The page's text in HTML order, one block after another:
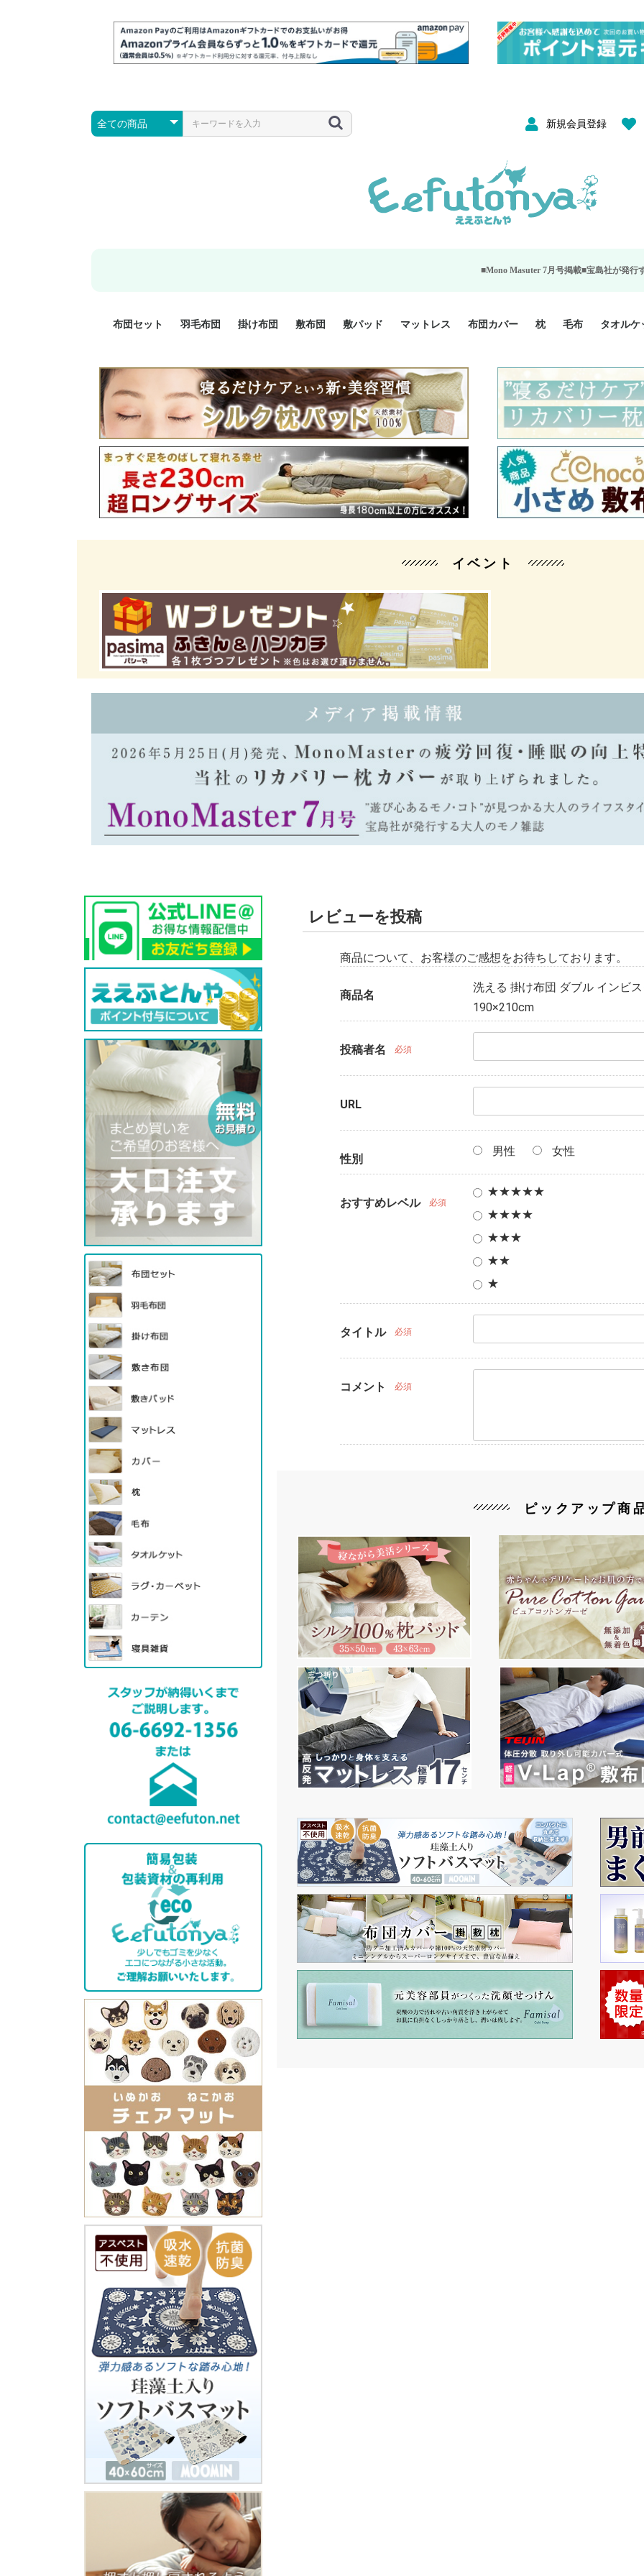
新規会員登録
■Mono Masuter 7月号掲載■宝島社が発行する大人のモノ
布団セット
羽毛布団セット 2点セット
3点セット
4点セット
5点セット
6点セット
エクセルゴールド
ロイヤルゴールド
マザーダックダウン
小さい布団セット
大きい布団セット
掛け布団セット 2点セット
3点セット
4点セット
6点セット
敷布団セット 2点セット
3点セット
羽毛布団
プレミアムゴールド
ロイヤルゴールド
エクセルゴールド
ニューゴールド
マザーダックダウン
マザーグースダウン
スーパーロングサイズ
洗える羽毛布団
肌掛け布団
掛け布団
防ダニ掛け布団
洗える掛け布団
小さい掛け布団
大きい掛け布団
肌掛け布団
敷布団
防ダニ敷布団
小さい敷布団 70cm幅 ミニシングル
75cm幅 ショートセミシ
ングル
80cm幅 セミシングル
大きい敷布団
機能性敷布団
敷パッド
シングルサイズ敷パッド
小さい敷パッド
大きい敷パッド
シルク敷パッド
枕パッド
シルク枕パッド
除湿シート
接触冷感パッド
暖かパッド
ガーゼケット
オーガニックコットン
ベッドパッド
パッドセット
マットレス 布団カバー
掛け布団カバー ジュ
シン
シン
カバー
セミ
ー
ダブ
ダブ
バー
クィ
暖か
敷布団カバー ジュ
セミ
ー
シン
シン
バー
ダブ
枕カバー シル
BOXシーツ シン
シン
ツ
セミ
ダブ
スー
ツ
防ダニカバー
クッションカバー
オーガニックコットン
カバーセット カバ
カバ
枕
小さめ 35×50cm
やや小さめ 35×55cm
普通 43×63cm
大きめ 50×70cm
パイプ枕
高反発枕
低反発枕
機能性枕・その他枕
毛布 タオルケ
ハーフ
シング
セミダ
ダブル
接触冷感
天然素
イベント
レビューを投稿
商品について、お客様のご感想をお待ちしております。
商品名
洗える 掛け布団 ダブル インビ
190×210cm
投稿者名 必須
URL
性別
男性 女性
おすすめレベル 必須
★★★★★
★★★★
★★★
★★
★
タイトル 必須
コメント 必須
ピックアップ商